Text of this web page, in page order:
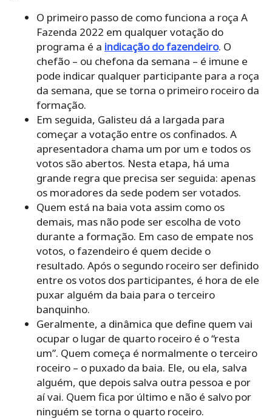
O primeiro passo de como funciona a roça A
Fazenda 2022 em qualquer votação do
programa é a indicação do fazendeiro. O
chefão – ou chefona da semana – é imune e
pode indicar qualquer participante para a roça
da semana, que se torna o primeiro roceiro da
formação.
Em seguida, Galisteu dá a largada para
começar a votação entre os confinados. A
apresentadora chama um por um e todos os
votos são abertos. Nesta etapa, há uma
grande regra que precisa ser seguida: apenas
os moradores da sede podem ser votados.
Quem está na baia vota assim como os
demais, mas não pode ser escolha de voto
durante a formação. Em caso de empate nos
votos, o fazendeiro é quem decide o
resultado. Após o segundo roceiro ser definido
entre os votos dos participantes, é hora de ele
puxar alguém da baia para o terceiro
banquinho.
Geralmente, a dinâmica que define quem vai
ocupar o lugar de quarto roceiro é o “resta
um”. Quem começa é normalmente o terceiro
roceiro – o puxado da baia. Ele, ou ela, salva
alguém, que depois salva outra pessoa e por
aí vai. Quem fica por último e não é salvo por
ninguém se torna o quarto roceiro.